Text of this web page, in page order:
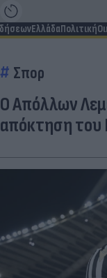
ΕλλάδαΠολιτική
Σπορ
Ο Απόλλων
απόκτηση του